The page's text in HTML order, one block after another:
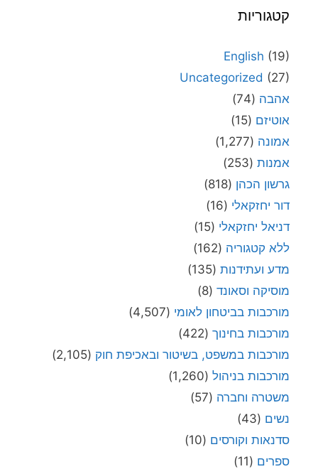
קטגוריות
English (19)
Uncategorized (27)
אהבה (74)
אוטיזם (15)
אמונה (1,277)
אמנות (253)
גרשון הכהן (818)
דור יחזקאלי (16)
דניאל יחזקאלי (15)
ללא קטגוריה (162)
מדע ועתידנות (135)
מוסיקה וסאונד (8)
מורכבות בביטחון לאומי (4,507)
מורכבות בחינוך (422)
מורכבות במשפט, בשיטור ובאכיפת חוק (2,105)
מורכבות בניהול (1,260)
משטרה וחברה (57)
נשים (43)
סדנאות וקורסים (10)
ספרים (11)